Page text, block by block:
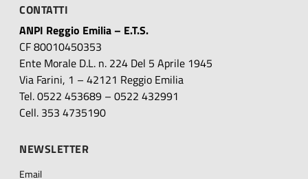
CONTATTI
ANPI Reggio Emilia – E.T.S.
CF 80010450353
Ente Morale D.L. n. 224 Del 5 Aprile 1945
Via Farini, 1 – 42121 Reggio Emilia
Tel. 0522 453689 – 0522 432991
Cell. 353 4735190
NEWSLETTER
Email